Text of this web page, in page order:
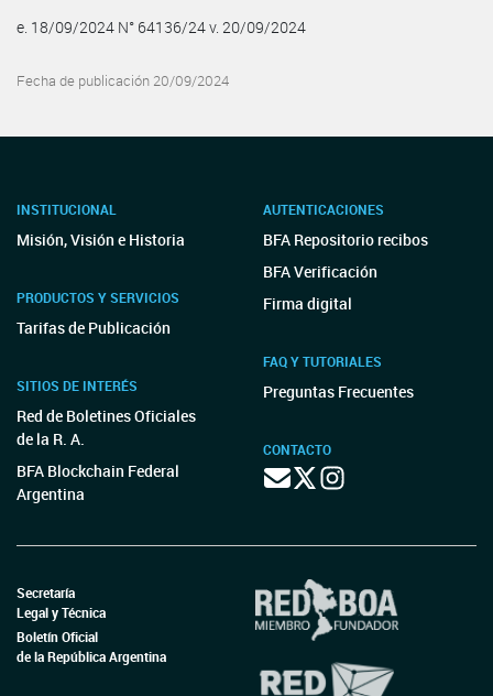
e. 18/09/2024 N° 64136/24 v. 20/09/2024
Fecha de publicación 20/09/2024
INSTITUCIONAL
Misión, Visión e Historia
PRODUCTOS Y SERVICIOS
Tarifas de Publicación
SITIOS DE INTERÉS
Red de Boletines Oficiales
de la R. A.
BFA Blockchain Federal
Argentina
AUTENTICACIONES
BFA Repositorio recibos
BFA Verificación
Firma digital
FAQ Y TUTORIALES
Preguntas Frecuentes
CONTACTO
Secretaría
Legal y Técnica
Boletín Oficial
de la República Argentina